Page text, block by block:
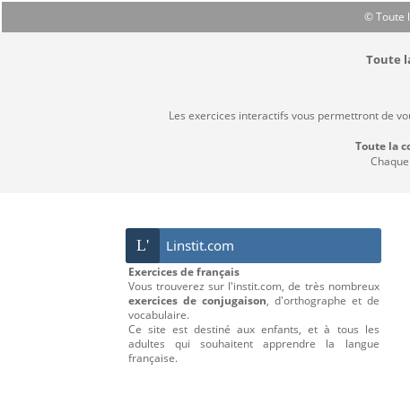
© Toute
Toute
Les exercices interactifs vous permettront de
Toute la
L' Linstit.com
Exercices de français
Vous trouverez sur l'instit.com, de très nombreux
exercices de conjugaison, d'orthographe et de
vocabulaire.
Ce site est destiné aux enfants, et à tous les
adultes qui souhaitent apprendre la langue
française.